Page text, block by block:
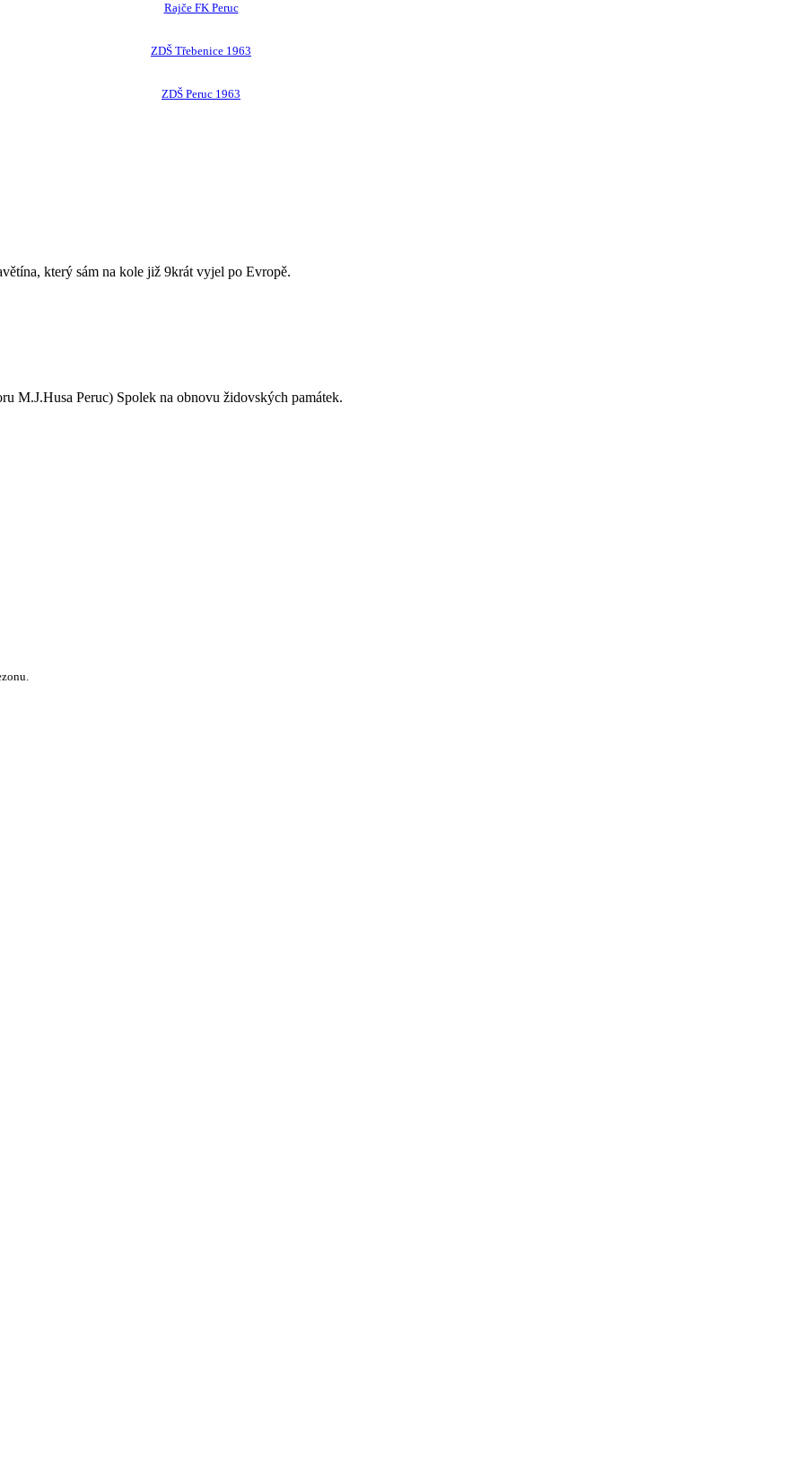
Rajče FK Peruc
ZDŠ Třebenice 1963
ZDŠ Peruc 1963
který sám na kole již 9krát vyjel po Evropě.
M.J.Husa Peruc) Spolek na obnovu židovských památek.